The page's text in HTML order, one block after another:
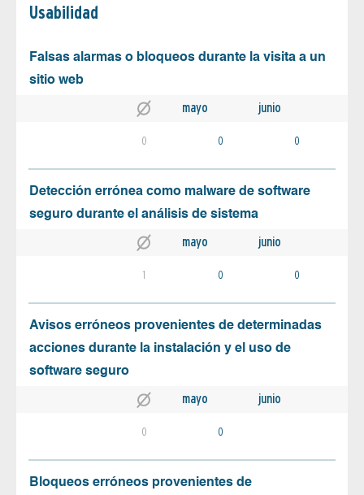
Usabilidad
Falsas alarmas o bloqueos durante la visita a un
sitio web
mayo junio
0 0 0
Detección errónea como malware de software
seguro durante el análisis de sistema
mayo junio
1 0 0
Avisos erróneos provenientes de determinadas
acciones durante la instalación y el uso de
software seguro
mayo junio
0 0
Bloqueos erróneos provenientes de